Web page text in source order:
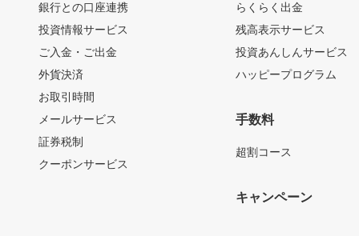
銀行との口座連携
投資情報サービス
ご入金・ご出金
外貨決済
お取引時間
メールサービス
証券税制
クーポンサービス
らくらく出金
残高表示サービス
投資あんしんサービス
ハッピープログラム
手数料
超割コース
キャンペーン